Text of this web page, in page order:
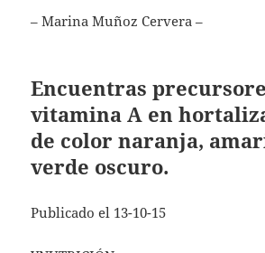
– Marina Muñoz Cervera –
Encuentras
vitamina A en
de color naranja,
verde oscuro.
Publicado el 13-10-15